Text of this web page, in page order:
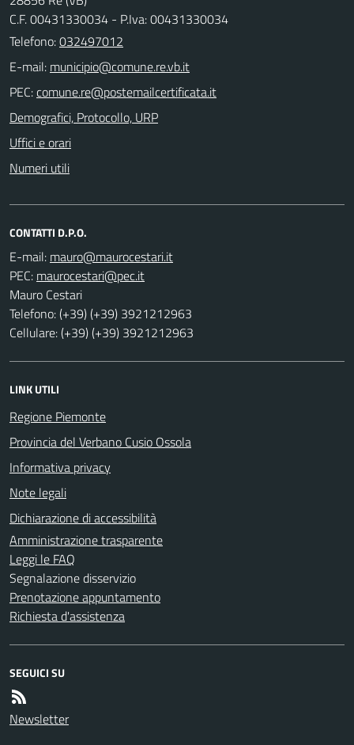
C.F. 00431330034 - P.Iva: 00431330034
Telefono:032497012
E-mail:
PEC:
Demografici, Protocollo, URP
Uffici e orari
Numeri utili
CONTATTI D.P.O.
E-mail:
PEC:
Mauro Cestari
Telefono: (+39) (+39) 3921212963
Cellulare: (+39) (+39) 3921212963
LINK UTILI
Regione Piemonte
Provincia del Verbano Cusio Ossola
Informativa privacy
Note legali
Dichiarazione di accessibilità
Amministrazione trasparente
Leggi le FAQ
Segnalazione disservizio
Prenotazione appuntamento
Richiesta d'assistenza
SEGUICI SU
Newsletter